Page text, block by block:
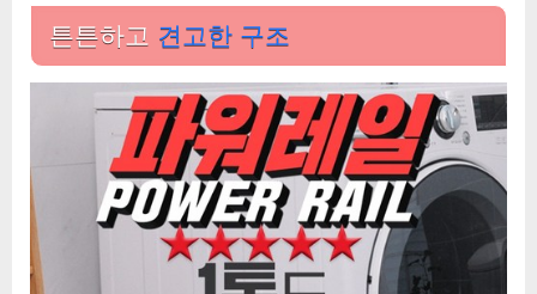
워
일
로
무
거
운
짐
도
쉽
게
튼튼하고 견고한 구조